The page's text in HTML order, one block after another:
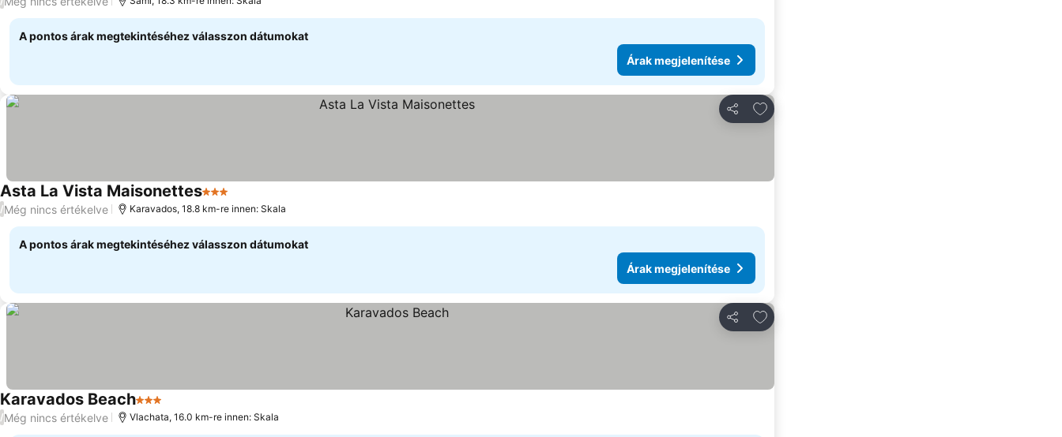
A pontos árak megtekintéséhez válasszon dátumokat
Árak megjelenítése
Megosztás
Hozzáadás a kedvencekhez
Asta La Vista Maisonettes3 Kategória
/Még nincs értékelve Karavados, 18.8 km-re innen: Skala
A pontos árak megtekintéséhez válasszon dátumokat
Árak megjelenítése
Megosztás
Hozzáadás a kedvencekhez
Karavados Beach3 Kategória
/Még nincs értékelve Vlachata, 16.0 km-re innen: Skala